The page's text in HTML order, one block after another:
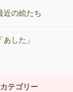
近の絵たち
あした」
カテゴリー